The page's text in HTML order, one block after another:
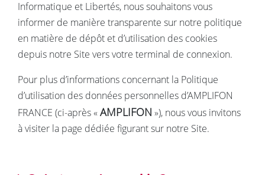
Informatique et Libertés, nous souhaitons vous
informer de manière transparente sur notre politique
en matière de dépôt et d’utilisation des cookies
depuis notre Site vers votre terminal de connexion.
Pour plus d’informations concernant la Politique
d’utilisation des données personnelles d’AMPLIFON
FRANCE (ci-après «AMPLIFON »), nous vous invitons
à visiter la page dédiée figurant sur notre Site.